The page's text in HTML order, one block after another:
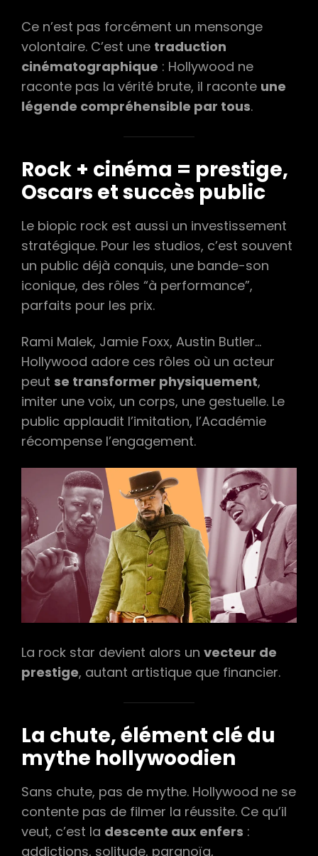
Ce n’est pas forcément un mensonge
volontaire. C’est une traduction
cinématographique : Hollywood ne
raconte pas la vérité brute, il raconte une
légende compréhensible par tous.
Rock + cinéma = prestige,
Oscars et succès public
Le biopic rock est aussi un investissement
stratégique. Pour les studios, c’est souvent
un public déjà conquis, une bande-son
iconique, des rôles “à performance”,
parfaits pour les prix.
Rami Malek, Jamie Foxx, Austin Butler…
Hollywood adore ces rôles où un acteur
peut se transformer physiquement,
imiter une voix, un corps, une gestuelle. Le
public applaudit l’imitation, l’Académie
récompense l’engagement.
La rock star devient alors un vecteur de
prestige, autant artistique que financier.
La chute, élément clé du
mythe hollywoodien
Sans chute, pas de mythe. Hollywood ne se
contente pas de filmer la réussite. Ce qu’il
veut, c’est la descente aux enfers :
addictions, solitude, paranoïa,